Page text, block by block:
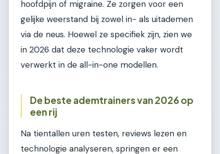
hoofdpijn of migraine. Ze zorgen voor een
gelijke weerstand bij zowel in- als uitademen
via de neus. Hoewel ze specifiek zijn, zien we
in 2026 dat deze technologie vaker wordt
verwerkt in de all-in-one modellen.
De beste ademtrainers van 2026 op
een rij
Na tientallen uren testen, reviews lezen en
technologie analyseren, springen er een